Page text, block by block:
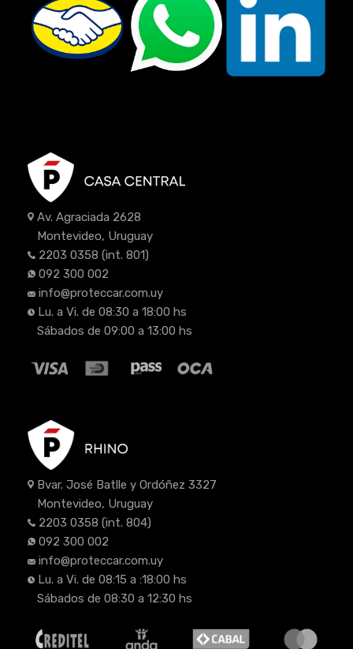
Av. Agraciada 2628
Montevideo, Uruguay
2203 0358 (int. 801)
092 300 002
info@proteccar.com.uy
Lu. a Vi. de 08:30 a 18:00 hs
Sábados de 09:00 a 13:00 hs
Bvar. José Batlle y Ordóñez 3327
Montevideo, Uruguay
2203 0358 (int. 804)
092 300 002
info@proteccar.com.uy
Lu. a Vi. de 08:15 a :18:00 hs
Sábados de 08:30 a 12:30 hs